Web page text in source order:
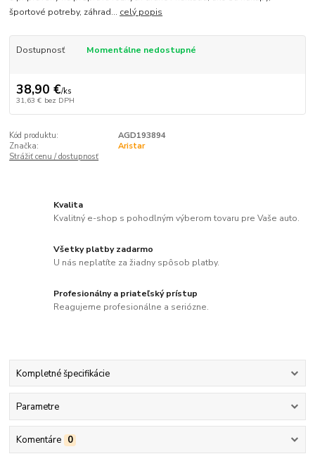
športové potreby, záhrad... celý popis
Dostupnosť Momentálne nedostupné
38,90 €/ks
31,63 € bez DPH
Kód produktu:
AGD193894
Značka:
Aristar
Strážiť cenu / dostupnosť
Kvalita
Kvalitný e-shop s pohodlným výberom tovaru pre Vaše auto.
Všetky platby zadarmo
U nás neplatíte za žiadny spôsob platby.
Profesionálny a priateľský prístup
Reagujeme profesionálne a seriózne.
Kompletné špecifikácie
Parametre
Komentáre 0